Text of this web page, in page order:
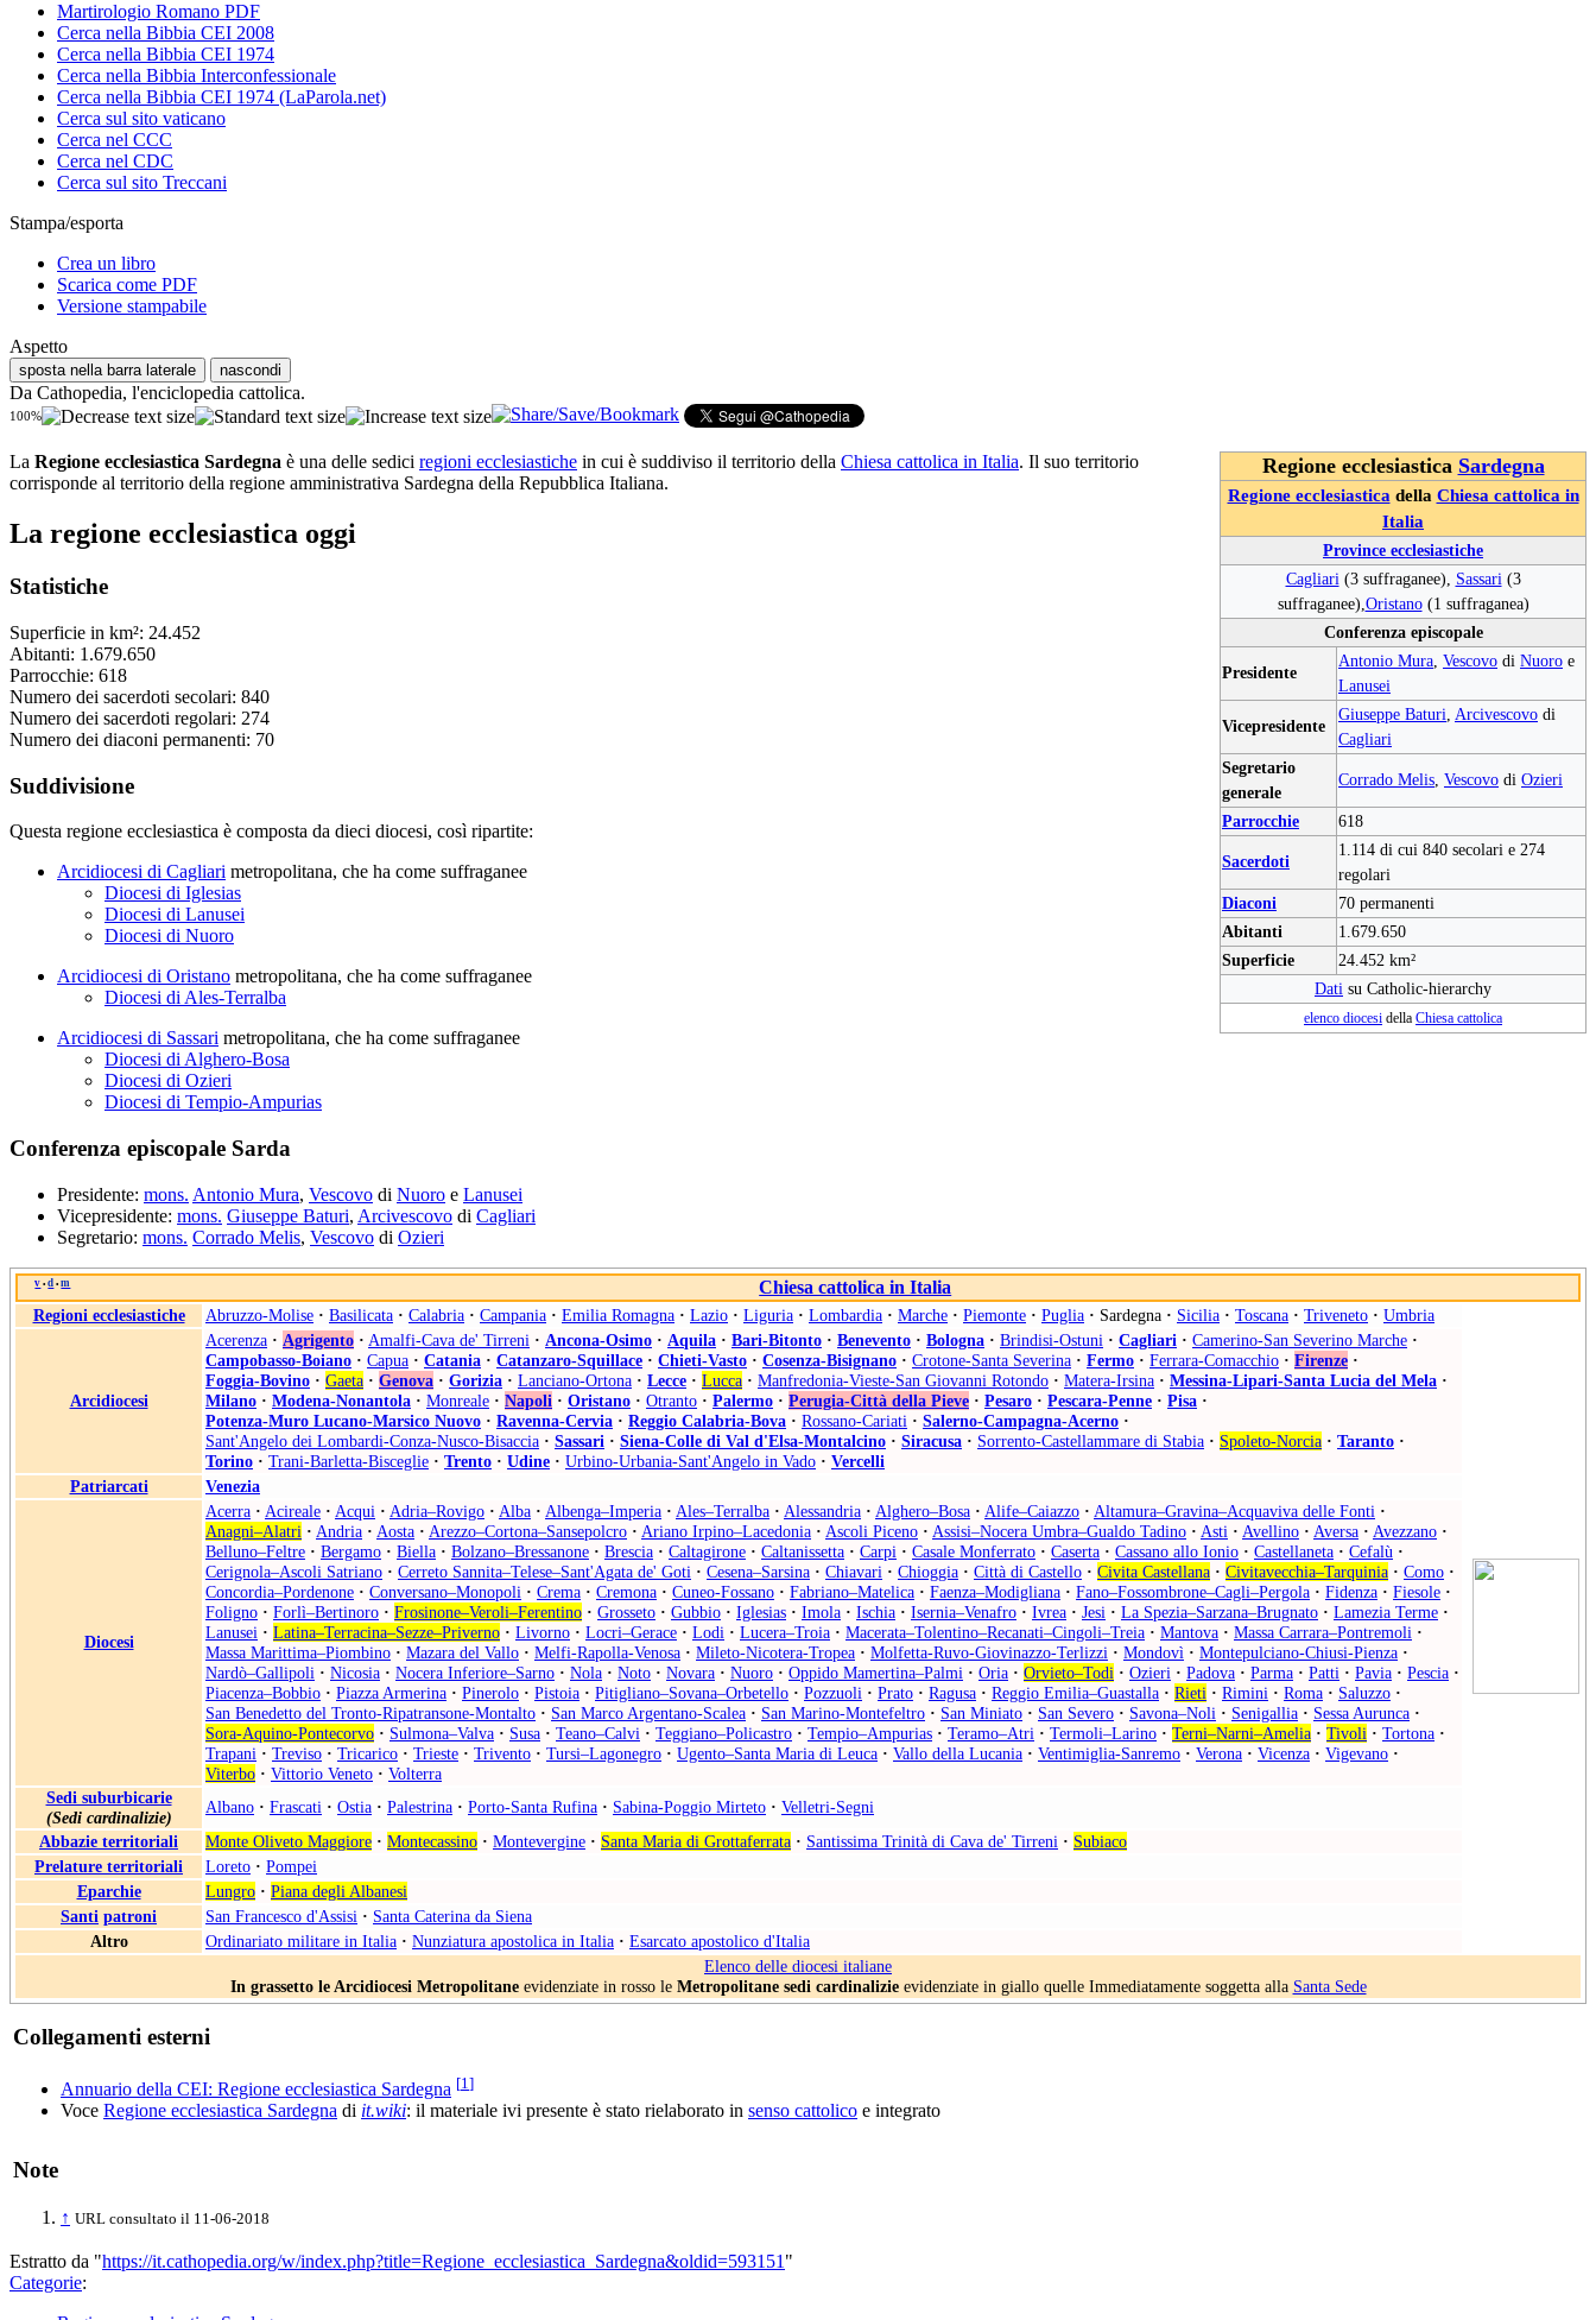
Martirologio Romano PDF
Cerca nella Bibbia CEI 2008
Cerca nella Bibbia CEI 1974
Cerca nella Bibbia Interconfessionale
Cerca nella Bibbia CEI 1974 (LaParola.net)
Cerca sul sito vaticano
Cerca nel CCC
Cerca nel CDC
Cerca sul sito Treccani
Stampa/esporta
Crea un libro
Scarica come PDF
Versione stampabile
Aspetto
sposta nella barra laterale nascondi
Da Cathopedia, l'enciclopedia cattolica.
100%
Regione ecclesiastica Sardegna
Regione ecclesiasticadella Chiesa cattolica in
Italia
Province ecclesiastiche
Cagliari(3 suffraganee), Sassari(3
suffraganee),Oristano(1 suffraganea)
Conferenza episcopale
Presidente
Antonio Mura, Vescovo di Nuoro e
Lanusei
Vicepresidente
Giuseppe Baturi, Arcivescovo di
Cagliari
Segretario
generale
Corrado Melis, Vescovo di Ozieri
Parrocchie 618
Sacerdoti
1.114 di cui 840 secolari e 274
regolari
Diaconi
70 permanenti
Abitanti
1.679.650
Superficie
24.452 km²
Dati su Catholic-hierarchy
elenco diocesi della Chiesa cattolica
La Regione ecclesiastica Sardegna è una delle sedici regioni ecclesiastiche in cui è suddiviso il territorio della Chiesa cattolica in Italia. Il suo territorio
corrisponde al territorio della regione amministrativa Sardegna della Repubblica Italiana.
La regione ecclesiastica oggi
Statistiche
Superficie in km²: 24.452
Abitanti: 1.679.650
Parrocchie: 618
Numero dei sacerdoti secolari: 840
Numero dei sacerdoti regolari: 274
Numero dei diaconi permanenti: 70
Suddivisione
Questa regione ecclesiastica è composta da dieci diocesi, così ripartite:
Arcidiocesi di Cagliari metropolitana, che ha come suffraganee
Diocesi di Iglesias
Diocesi di Lanusei
Diocesi di Nuoro
Arcidiocesi di Oristano metropolitana, che ha come suffraganee
Diocesi di Ales-Terralba
Arcidiocesi di Sassari metropolitana, che ha come suffraganee
Diocesi di Alghero-Bosa
Diocesi di Ozieri
Diocesi di Tempio-Ampurias
Conferenza episcopale Sarda
Presidente: mons. Antonio Mura, Vescovo di Nuoro e Lanusei
Vicepresidente: mons. Giuseppe Baturi, Arcivescovo di Cagliari
Segretario: mons. Corrado Melis, Vescovo di Ozieri
v • d • m Chiesa cattolica in Italia
Regioni ecclesiastiche Abruzzo-Molise · Basilicata · Calabria · Campania · Emilia Romagna · Lazio · Liguria · Lombardia · Marche · Piemonte · Puglia · Sardegna · Sicilia · Toscana · Triveneto · Umbria
Arcidiocesi
Acerenza · Agrigento · Amalfi-Cava de' Tirreni · Ancona-Osimo · Aquila · Bari-Bitonto · Benevento · Bologna · Brindisi-Ostuni · Cagliari · Camerino-San Severino Marche ·
Campobasso-Boiano · Capua · Catania · Catanzaro-Squillace · Chieti-Vasto · Cosenza-Bisignano · Crotone-Santa Severina · Fermo · Ferrara-Comacchio · Firenze ·
Foggia-Bovino · Gaeta · Genova · Gorizia · Lanciano-Ortona · Lecce · Lucca · Manfredonia-Vieste-San Giovanni Rotondo · Matera-Irsina · Messina-Lipari-Santa Lucia del Mela ·
Milano · Modena-Nonantola · Monreale · Napoli · Oristano · Otranto · Palermo · Perugia-Città della Pieve · Pesaro · Pescara-Penne · Pisa ·
Potenza-Muro Lucano-Marsico Nuovo · Ravenna-Cervia · Reggio Calabria-Bova · Rossano-Cariati · Salerno-Campagna-Acerno ·
Sant'Angelo dei Lombardi-Conza-Nusco-Bisaccia · Sassari · Siena-Colle di Val d'Elsa-Montalcino · Siracusa · Sorrento-Castellammare di Stabia · Spoleto-Norcia · Taranto ·
Torino · Trani-Barletta-Bisceglie · Trento · Udine · Urbino-Urbania-Sant'Angelo in Vado · Vercelli
Patriarcati
Venezia
Diocesi
Acerra · Acireale · Acqui · Adria–Rovigo · Alba · Albenga–Imperia · Ales–Terralba · Alessandria · Alghero–Bosa · Alife–Caiazzo · Altamura–Gravina–Acquaviva delle Fonti ·
Anagni–Alatri · Andria · Aosta · Arezzo–Cortona–Sansepolcro · Ariano Irpino–Lacedonia · Ascoli Piceno · Assisi–Nocera Umbra–Gualdo Tadino · Asti · Avellino · Aversa · Avezzano ·
Belluno–Feltre · Bergamo · Biella · Bolzano–Bressanone · Brescia · Caltagirone · Caltanissetta · Carpi · Casale Monferrato · Caserta · Cassano allo Ionio · Castellaneta · Cefalù ·
Cerignola–Ascoli Satriano · Cerreto Sannita–Telese–Sant'Agata de' Goti · Cesena–Sarsina · Chiavari · Chioggia · Città di Castello · Civita Castellana · Civitavecchia–Tarquinia · Como ·
Concordia–Pordenone · Conversano–Monopoli · Crema · Cremona · Cuneo-Fossano · Fabriano–Matelica · Faenza–Modigliana · Fano–Fossombrone–Cagli–Pergola · Fidenza · Fiesole ·
Foligno · Forlì–Bertinoro · Frosinone–Veroli–Ferentino · Grosseto · Gubbio · Iglesias · Imola · Ischia · Isernia–Venafro · Ivrea · Jesi · La Spezia–Sarzana–Brugnato · Lamezia Terme ·
Lanusei · Latina–Terracina–Sezze–Priverno · Livorno · Locri–Gerace · Lodi · Lucera–Troia · Macerata–Tolentino–Recanati–Cingoli–Treia · Mantova · Massa Carrara–Pontremoli ·
Massa Marittima–Piombino · Mazara del Vallo · Melfi-Rapolla-Venosa · Mileto-Nicotera-Tropea · Molfetta-Ruvo-Giovinazzo-Terlizzi · Mondovì · Montepulciano-Chiusi-Pienza ·
Nardò–Gallipoli · Nicosia · Nocera Inferiore–Sarno · Nola · Noto · Novara · Nuoro · Oppido Mamertina–Palmi · Oria · Orvieto–Todi · Ozieri · Padova · Parma · Patti · Pavia · Pescia ·
Piacenza–Bobbio · Piazza Armerina · Pinerolo · Pistoia · Pitigliano–Sovana–Orbetello · Pozzuoli · Prato · Ragusa · Reggio Emilia–Guastalla · Rieti · Rimini · Roma · Saluzzo ·
San Benedetto del Tronto-Ripatransone-Montalto · San Marco Argentano-Scalea · San Marino-Montefeltro · San Miniato · San Severo · Savona–Noli · Senigallia · Sessa Aurunca ·
Sora-Aquino-Pontecorvo · Sulmona–Valva · Susa · Teano–Calvi · Teggiano–Policastro · Tempio–Ampurias · Teramo–Atri · Termoli–Larino · Terni–Narni–Amelia · Tivoli · Tortona ·
Trapani · Treviso · Tricarico · Trieste · Trivento · Tursi–Lagonegro · Ugento–Santa Maria di Leuca · Vallo della Lucania · Ventimiglia-Sanremo · Verona · Vicenza · Vigevano ·
Viterbo · Vittorio Veneto · Volterra
Sedi suburbicarie
(Sedi cardinalizie)
Albano · Frascati · Ostia · Palestrina · Porto-Santa Rufina · Sabina-Poggio Mirteto · Velletri-Segni
Abbazie territoriali
Monte Oliveto Maggiore · Montecassino · Montevergine · Santa Maria di Grottaferrata · Santissima Trinità di Cava de' Tirreni · Subiaco
Prelature territoriali
Loreto · Pompei
Eparchie
Lungro · Piana degli Albanesi
Santi patroni San Francesco d'Assisi · Santa Caterina da Siena
Altro
Ordinariato militare in Italia · Nunziatura apostolica in Italia · Esarcato apostolico d'Italia
Elenco delle diocesi italiane
In grassetto le Arcidiocesi Metropolitaneevidenziate in rosso le Metropolitane sedi cardinalizieevidenziate in giallo quelle Immediatamente soggetta alla Santa Sede
Collegamenti esterni
Annuario della CEI: Regione ecclesiastica Sardegna [1 ]
Voce Regione ecclesiastica Sardegna di it.wiki: il materiale ivi presente è stato rielaborato in senso cattolico e integrato
Note
↑ URL consultato il 11-06-2018
Estratto da "https://it.cathopedia.org/w/index.php?title=Regione_ecclesiastica_Sardegna&oldid=593151 "
Categorie: